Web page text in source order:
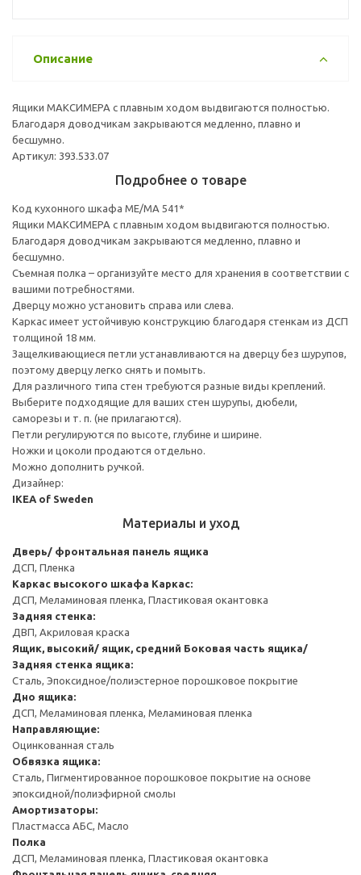
Описание
Ящики МАКСИМЕРА с плавным ходом выдвигаются полностью.
Благодаря доводчикам закрываются медленно, плавно и
бесшумно.
Артикул: 393.533.07
Подробнее о товаре
Код кухонного шкафа ME/MA 541*
Ящики МАКСИМЕРА с плавным ходом выдвигаются полностью.
Благодаря доводчикам закрываются медленно, плавно и
бесшумно.
Съемная полка – организуйте место для хранения в соответствии с
вашими потребностями.
Дверцу можно установить справа или слева.
Каркас имеет устойчивую конструкцию благодаря стенкам из ДСП
толщиной 18 мм.
Защелкивающиеся петли устанавливаются на дверцу без шурупов,
поэтому дверцу легко снять и помыть.
Для различного типа стен требуются разные виды креплений.
Выберите подходящие для ваших стен шурупы, дюбели,
саморезы и т. п. (не прилагаются).
Петли регулируются по высоте, глубине и ширине.
Ножки и цоколи продаются отдельно.
Можно дополнить ручкой.
Дизайнер:
IKEA of Sweden
Материалы и уход
Дверь/ фронтальная панель ящика
ДСП, Пленка
Каркас высокого шкафа Каркас:
ДСП, Меламиновая пленка, Пластиковая окантовка
Задняя стенка:
ДВП, Акриловая краска
Ящик, высокий/ ящик, средний Боковая часть ящика/
Задняя стенка ящика:
Сталь, Эпоксидное/полиэстерное порошковое покрытие
Дно ящика:
ДСП, Меламиновая пленка, Меламиновая пленка
Направляющие:
Оцинкованная сталь
Обвязка ящика:
Сталь, Пигментированное порошковое покрытие на основе
эпоксидной/полиэфирной смолы
Амортизаторы:
Пластмасса АБС, Масло
Полка
ДСП, Меламиновая пленка, Пластиковая окантовка